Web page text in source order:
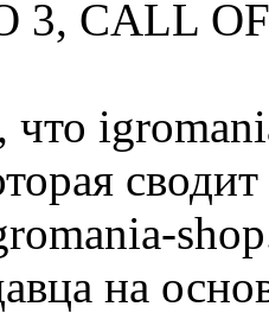
3, CALL
на